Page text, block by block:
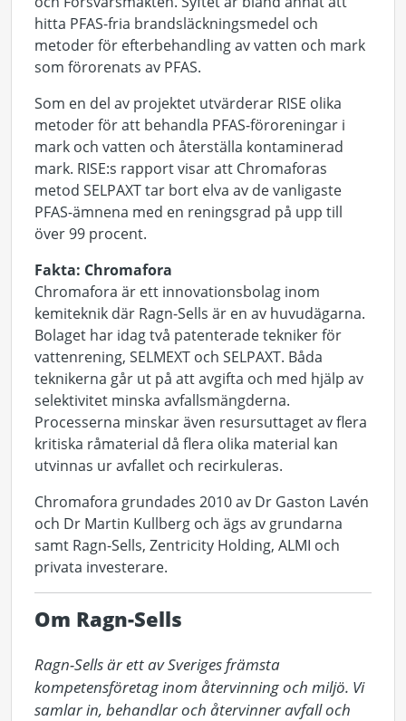
hitta PFAS-fria brandsläckningsmedel och
metoder för efterbehandling av vatten och mark
som förorenats av PFAS.
Som en del av projektet utvärderar RISE olika
metoder för att behandla PFAS-föroreningar i
mark och vatten och återställa kontaminerad
mark. RISE:s rapport visar att Chromaforas
metod SELPAXT tar bort elva av de vanligaste
PFAS-ämnena med en reningsgrad på upp till
över 99 procent.
Fakta: Chromafora
Chromafora är ett innovationsbolag inom
kemiteknik där Ragn-Sells är en av huvudägarna.
Bolaget har idag två patenterade tekniker för
vattenrening, SELMEXT och SELPAXT. Båda
teknikerna går ut på att avgifta och med hjälp av
selektivitet minska avfallsmängderna.
Processerna minskar även resursuttaget av flera
kritiska råmaterial då flera olika material kan
utvinnas ur avfallet och recirkuleras.
Chromafora grundades 2010 av Dr Gaston Lavén
och Dr Martin Kullberg och ägs av grundarna
samt Ragn-Sells, Zentricity Holding, ALMI och
privata investerare.
Om Ragn-Sells
Ragn-Sells är ett av Sveriges främsta
kompetensföretag inom återvinning och miljö. Vi
samlar in, behandlar och återvinner avfall och